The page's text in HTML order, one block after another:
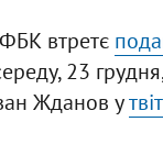
втретє
23
Жданов у